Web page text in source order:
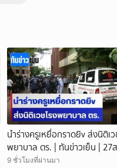
นำร่างครูเหยื่อกราดยิv ส่งนิติเว
พยาบาล ตร. | ทันข่าวเย็น | 27
NationTV22
9 ชั่วโมงที่ผ่านมา